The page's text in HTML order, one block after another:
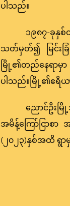
ပါသည်။
၁၉၈၇-ခုနှ
သတ်မှတ်၍ မြင်း
မြို့၏တည်နေရာမှာ
ပါသည်။မြို့၏ဧရိယ
ညောင်ဦးမ
အမိန့်ကြော်ငြာစ
(၂၀၂၃)နှစ်အထိ ရွာ